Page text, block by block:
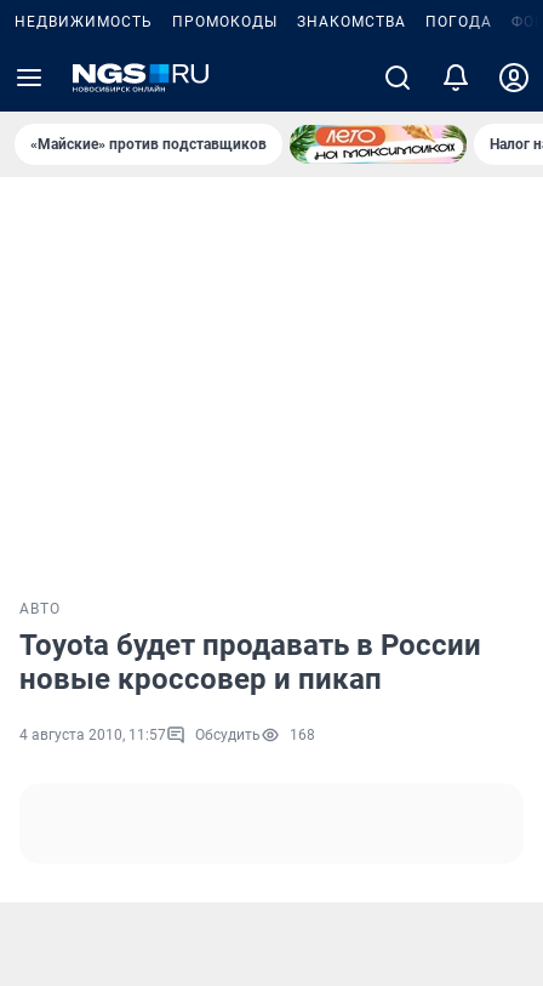
НЕДВИЖИМОСТЬ ПРОМОКОДЫ ЗНАКОМСТВА ПОГОДА
«Майские» против подставщиков Налог
АВТО
Toyota будет продавать в России
новые кроссовер и пикап
4 августа 2010, 11:57 Обсудить 168